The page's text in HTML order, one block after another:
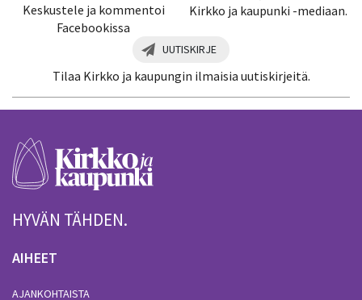
Keskustele ja kommentoi
Facebookissa
Kirkko ja kaupunki -mediaan.
UUTISKIRJE
Tilaa Kirkko ja kaupungin ilmaisia uutiskirjeitä.
HYVÄN TÄHDEN.
AIHEET
AJANKOHTAISTA